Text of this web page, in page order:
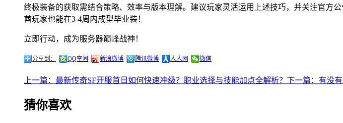
终极装备的获取需结合策略、效率与版本理解。建议玩家灵活运用上述技巧，并关注官方
酋玩家也能在3-4周内成型毕业装！
立即行动，成为服务器巅峰战神！
分享到： QQ空间 新浪微博 腾讯微博 人人网 微信
上一篇：最新传奇SF开服首日如何快速冲级？职业选择与技能加点全解析？ 下一篇：有没
猜你喜欢